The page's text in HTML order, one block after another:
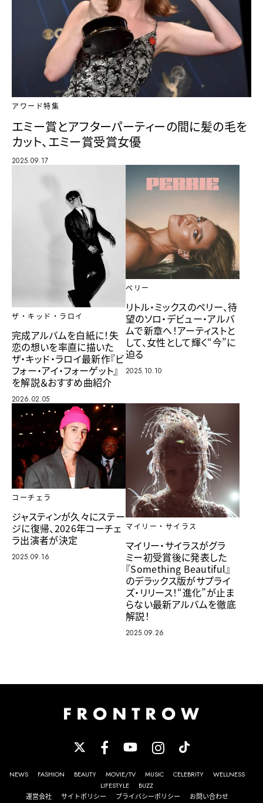
アワード特集
エミー賞とアフターパーティーの間に髪の毛を
カット、エミー賞受賞女優
2025.09.17
ザ・キッド・ラロイ
完成アルバムを白紙に！失
恋の想いを率直に描いた
ザ・キッド・ラロイ最新作『ビ
フォー・アイ・フォーゲット』
を解説＆おすすめ曲紹介
2026.02.05
ペリー
リトル・ミックスのペリー、待
望のソロ・デビュー・アルバ
ムで新章へ！アーティストと
して、女性として輝く“今”に
迫る
2025.10.10
コーチェラ
ジャスティンが久々にステー
ジに復帰、2026年コーチェ
ラ出演者が決定
2025.09.16
マイリー・サイラス
マイリー・サイラスがグラ
ミー初受賞後に発表した
『Something Beautiful』
のデラックス版がサプライ
ズ・リリース！“進化”が止ま
らない最新アルバムを徹底
解説！
2025.09.26
NEWS FASHION BEAUTY MOVIE/TV MUSIC CELEBRITY
WELLNESS
LIFESTYLE
BUZZ
運営会社
サイトポリシー プライバシーポリシー お問い合わせ